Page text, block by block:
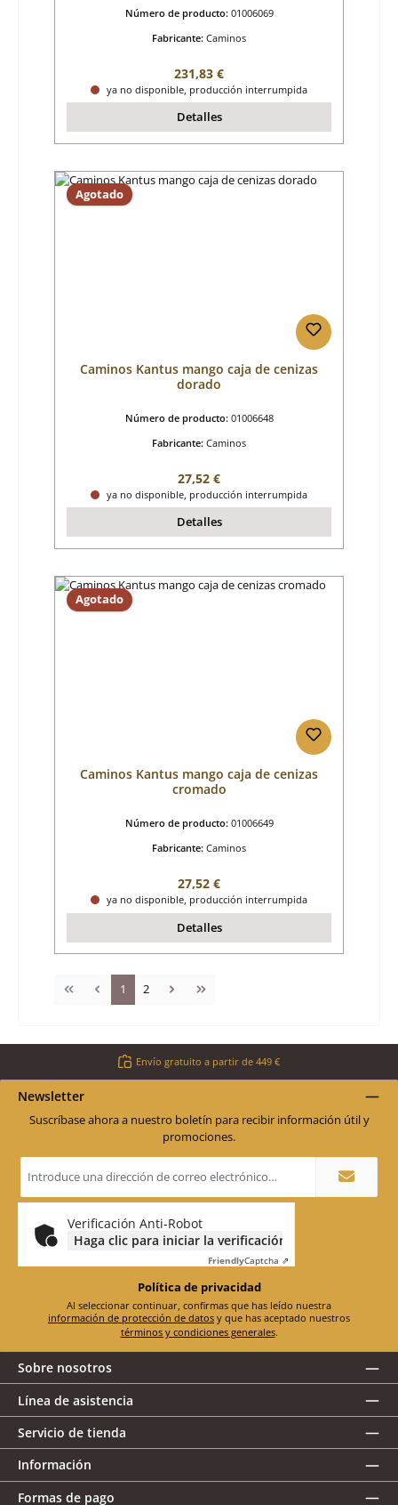
Número de producto: 01006069
Fabricante: Caminos
Precio normal:
231,83 €
ya no disponible, producción interrumpida
Detalles
Agotado
Caminos Kantus mango caja de cenizas
dorado
Número de producto: 01006648
Fabricante: Caminos
Precio normal:
27,52 €
ya no disponible, producción interrumpida
Detalles
Agotado
Caminos Kantus mango caja de cenizas
cromado
Número de producto: 01006649
Fabricante: Caminos
Precio normal:
27,52 €
ya no disponible, producción interrumpida
Detalles
Página
1 Página
2
Envío gratuito a partir de 449 €
Newsletter
Suscríbase ahora a nuestro boletín para recibir información útil y
promociones.
de
electrónico
Verificación Anti-Robot
Haga clic para iniciar la verificación
FriendlyCaptcha ⇗
Política de privacidad
información de protección de datos
términos y condiciones generales.
Sobre nosotros
Línea de asistencia
Servicio de tienda
Información
Formas de pago